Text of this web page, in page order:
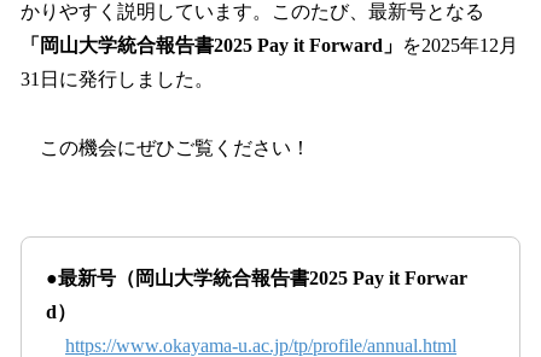
かりやすく説明しています。このたび、最新号となる
「岡山大学統合報告書2025 Pay it Forward」 を2025年12月
31日に発行しました。
この機会にぜひご覧ください！
●最新号（岡山大学統合報告書2025 Pay it Forwar
d）
https://www.okayama-u.ac.jp/tp/profile/annual.html